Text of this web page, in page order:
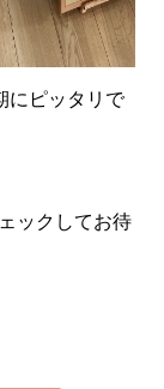
にピッタリで
ックしてお待